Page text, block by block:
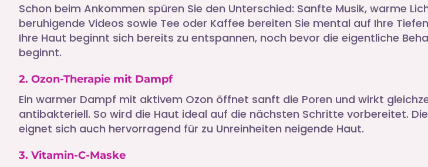
Schon beim Ankommen spüren Sie den Unterschied: Sanfte Musik, warme
beruhigende Videos sowie Tee oder Kaffee bereiten Sie mental auf Ihre
Ihre Haut beginnt sich bereits zu entspannen, noch bevor die eigentliche
beginnt.
2. Ozon-Therapie mit Dampf
Ein warmer Dampf mit aktivem Ozon öffnet sanft die Poren und wirkt
antibakteriell. So wird die Haut ideal auf die nächsten Schritte vorbereitet.
eignet sich auch hervorragend für zu Unreinheiten neigende Haut.
3. Vitamin-C-Maske